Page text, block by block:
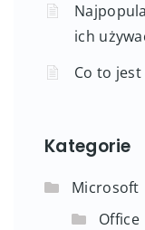
ich
Co to
Kategorie
Microsoft
Office